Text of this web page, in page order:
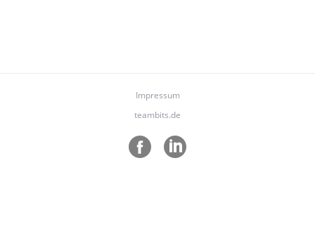
Impressum
teambits.de